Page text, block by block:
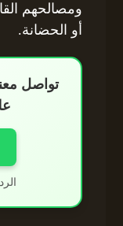
ومصالحهم
أو الحضانة.
تواصل